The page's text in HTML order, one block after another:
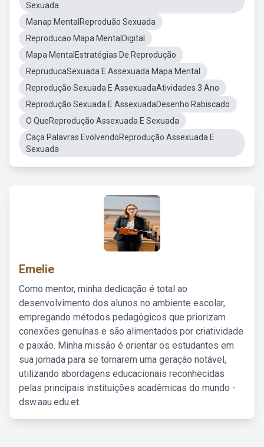
Sexuada
Manap MentalReproduão Sexuada
Reproducao Mapa MentalDigital
Mapa MentalEstratégias De Reprodução
RepruducaSexuada E Assexuada Mapa Mental
Reprodução Sexuada E AssexuadaAtividades 3 Ano
Reprodução Sexuada E AssexuadaDesenho Rabiscado
O QueReprodução Assexuada E Sexuada
Caça Palavras EvolvendoReprodução Assexuada E
Sexuada
Emelie
Como mentor, minha dedicação é total ao
desenvolvimento dos alunos no ambiente escolar,
empregando métodos pedagógicos que priorizam
conexões genuínas e são alimentados por criatividade
e paixão. Minha missão é orientar os estudantes em
sua jornada para se tornarem uma geração notável,
utilizando abordagens educacionais reconhecidas
pelas principais instituições acadêmicas do mundo -
dsw.aau.edu.et.